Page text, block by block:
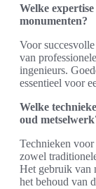
Welke
monumenten?
Voor
van
ingenieurs.
essentieel voor
Welke
oud
Technieken
zowel
Het gebruik van
het behoud van